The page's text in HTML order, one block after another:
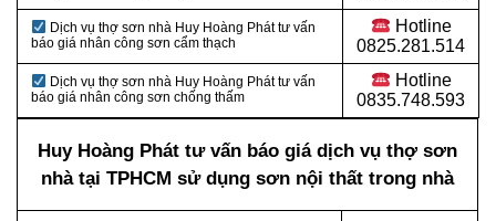
Dịch vụ thợ sơn nhà Huy Hoàng Phát tư vấn
báo giá nhân công sơn cẩm thạch
Hotline
0825.281.514
Dịch vụ thợ sơn nhà Huy Hoàng Phát tư vấn
báo giá nhân công sơn chống thấm
Hotline
0835.748.593
Huy Hoàng Phát tư vấn báo giá dịch vụ thợ sơn
nhà tại TPHCM sử dụng sơn nội thất trong nhà